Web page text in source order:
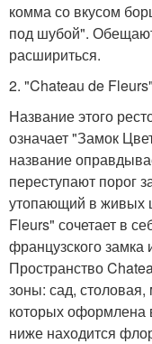
комма со вкусом
под шубой".
расшириться.
2. "Chateau de
Название этого
означает "Замок
название
переступают порог
утопающий в живых
Fleurs" сочетает в
французского замка
Пространство
зоны: сад,
которых оформлена
ниже находится